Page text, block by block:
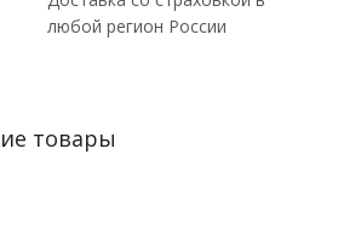
любой регион России
товары